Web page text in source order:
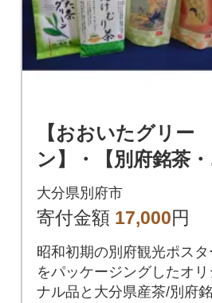
【おおいたグリー
ン】・【別府銘茶
けむり茶】と【別府
八 銘茶・紅茶ティ
フト
大分県別府市
寄付金額 17,000円
昭和初期の別府観光ポスタ
をパッケージングしたオリ
ナル品と大分県産茶/別府